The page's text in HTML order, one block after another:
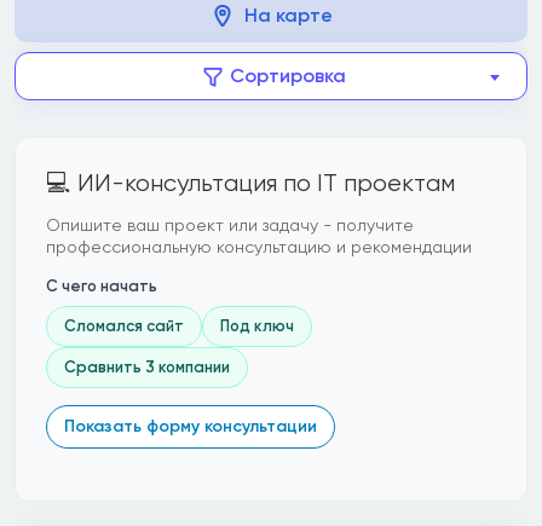
На карте
Сортировка
💻 ИИ-консультация по IT проектам
Опишите ваш проект или задачу - получите
профессиональную консультацию и рекомендации
С чего начать
Сломался сайт Под ключ
Сравнить 3 компании
Показать форму консультации